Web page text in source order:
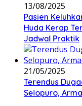
13/08/2025
Pasien
Huda Kerap
Jadwal Praktik
21/05/2025
Terendus
Selopuro,